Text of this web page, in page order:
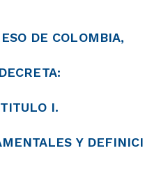
DE COLOMBIA,
DECRETA:
TITULO I.
Y